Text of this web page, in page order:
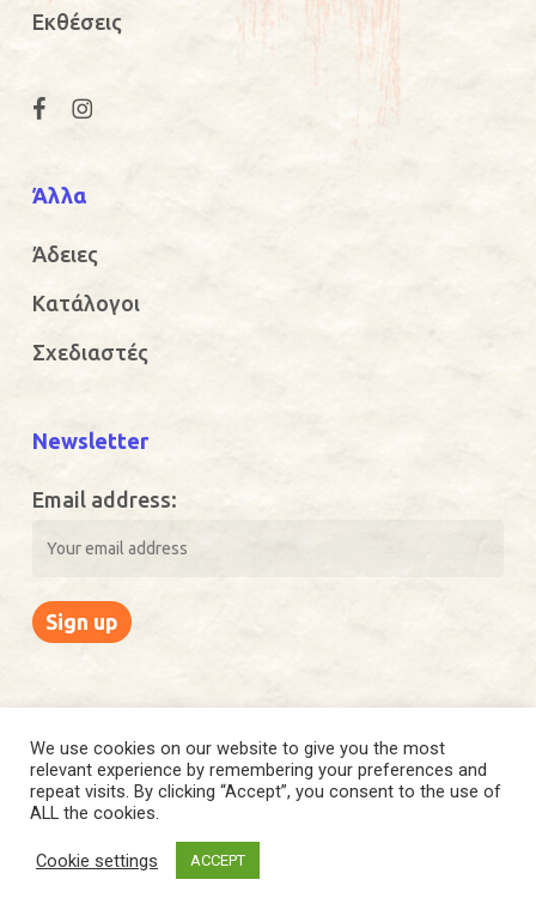
Εκθέσεις
Άλλα
Άδειες
Κατάλογοι
Σχεδιαστές
Newsletter
Email address:
© 2026 EQVUS. Copyright © 2021 Eqvus. All rights reserved.
facebook
We use cookies on our website to give you the most
relevant experience by remembering your preferences and
repeat visits. By clicking “Accept”, you consent to the use of
ALL the cookies.
Cookie settings ACCEPT